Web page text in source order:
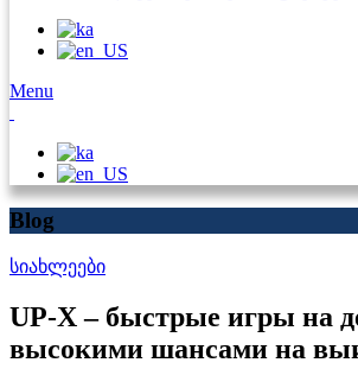
Menu
Blog
სიახლეები
UP-X – быстрые игры на
высокими шансами на